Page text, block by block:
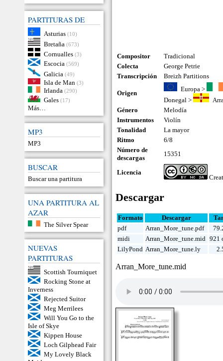
PARTITURAS DE
Asturias (10)
Bretaña (673)
Cornualles (3)
Escocia (569)
Galicia (49)
Isla de Man (3)
Irlanda (290)
Gales (17)
Más…
MP3
MP3
BUSCAR
Buscar una partitura
UNA PARTITURA AL
AZAR
The Silver Spear
NUEVAS
PARTITURAS
Scottish Tourniquet
Rocking Stone at
Inverness
Rejected Suitor
Meg Merrilees
Will You Go to the
Isle of Skye
Kippen House
Loch Gilphead Fair
My Lovely Black
Compositor
Tradicional
Colecta
George Petrie
Transcripción
Breizh Partitions
Origen
Europa>
Donegal >
Género
Melodía
Instrumentos
Violín
Tonalidad
La mayor
Ritmo
6/8
Número de
descargas
15351
Licencia
Descargar
Formato Descargar
pdf
Arran_More_tune.pdf
midi
Arran_More_tune.mid 921
LilyPond Arran_More_tune.ly
Arran_More_tune.mid